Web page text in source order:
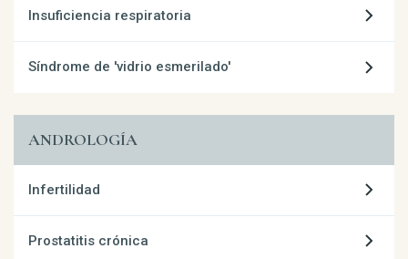
Insuficiencia respiratoria
Síndrome de 'vidrio esmerilado'
ANDROLOGÍA
Infertilidad
Prostatitis crónica